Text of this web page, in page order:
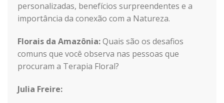
personalizadas, benefícios surpreendentes e a
importância da conexão com a Natureza.
Florais da Amazônia:Quais são os desafios
comuns que você observa nas pessoas que
procuram a Terapia Floral?
Julia Freire: